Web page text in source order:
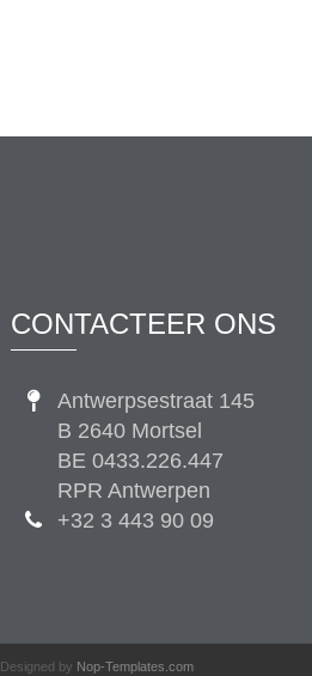
CONTACTEER ONS
Antwerpsestraat 145
B 2640 Mortsel
BE 0433.226.447
RPR Antwerpen
+32 3 443 90 09
Designed by Nop-Templates.com